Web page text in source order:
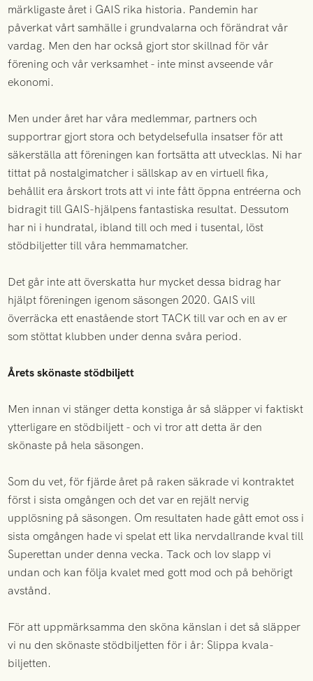
märkligaste året i GAIS rika historia. Pandemin har
påverkat vårt samhälle i grundvalarna och förändrat vår
vardag. Men den har också gjort stor skillnad för vår
förening och vår verksamhet - inte minst avseende vår
ekonomi.
Men under året har våra medlemmar, partners och
supportrar gjort stora och betydelsefulla insatser för att
säkerställa att föreningen kan fortsätta att utvecklas. Ni har
tittat på nostalgimatcher i sällskap av en virtuell fika,
behållit era årskort trots att vi inte fått öppna entréerna och
bidragit till GAIS-hjälpens fantastiska resultat. Dessutom
har ni i hundratal, ibland till och med i tusental, löst
stödbiljetter till våra hemmamatcher.
Det går inte att överskatta hur mycket dessa bidrag har
hjälpt föreningen igenom säsongen 2020. GAIS vill
överräcka ett enastående stort TACK till var och en av er
som stöttat klubben under denna svåra period.
Årets skönaste stödbiljett
Men innan vi stänger detta konstiga år så släpper vi faktiskt
ytterligare en stödbiljett - och vi tror att detta är den
skönaste på hela säsongen.
Som du vet, för fjärde året på raken säkrade vi kontraktet
först i sista omgången och det var en rejält nervig
upplösning på säsongen. Om resultaten hade gått emot oss i
sista omgången hade vi spelat ett lika nervdallrande kval till
Superettan under denna vecka. Tack och lov slapp vi
undan och kan följa kvalet med gott mod och på behörigt
avstånd.
För att uppmärksamma den sköna känslan i det så släpper
vi nu den skönaste stödbiljetten för i år: Slippa kvala-
biljetten.